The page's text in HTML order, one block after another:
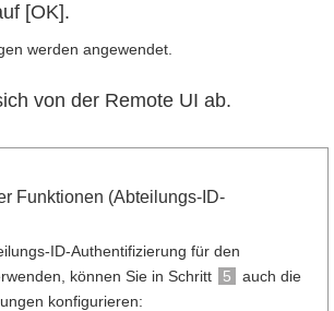
[OK].
werden angewendet.
von der Remote UI ab.
Funktionen (Abteilungs-ID-
ID-Authentifizierung für den
können Sie in Schritt
5
auch die
konfigurieren: